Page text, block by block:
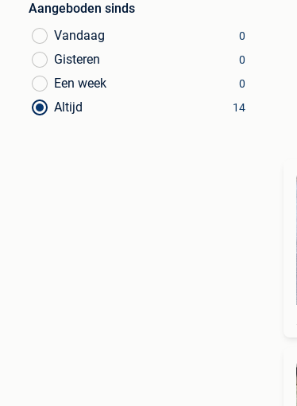
Aangeboden sinds
Vandaag
0
Gisteren 0
Een week 0
Altijd 14